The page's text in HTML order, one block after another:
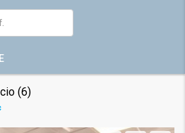
(6)